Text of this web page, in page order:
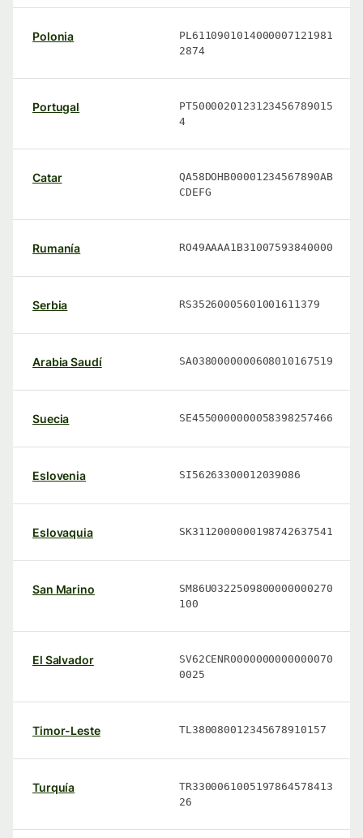
Polonia
PL6110901014000007121981
2874
Portugal
PT5000020123123456789015
4
Catar
QA58DOHB00001234567890AB
CDEFG
Rumanía RO49AAAA1B31007593840000
Serbia RS35260005601001611379
Arabia Saudí SA0380000000608010167519
Suecia SE4550000000058398257466
Eslovenia SI56263300012039086
Eslovaquia SK3112000000198742637541
San Marino
SM86U0322509800000000270
100
El Salvador
SV62CENR0000000000000070
0025
Timor-Leste TL380080012345678910157
Turquía
TR3300061005197864578413
26